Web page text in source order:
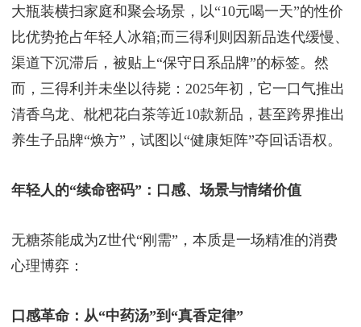
大瓶装横扫家庭和聚会场景，以“10元喝一天”的性价
比优势抢占年轻人冰箱;而三得利则因新品迭代缓慢、
渠道下沉滞后，被贴上“保守日系品牌”的标签。然
而，三得利并未坐以待毙：2025年初，它一口气推出
清香乌龙、枇杷花白茶等近10款新品，甚至跨界推出
养生子品牌“焕方”，试图以“健康矩阵”夺回话语权。
年轻人的“续命密码”：口感、场景与情绪价值
无糖茶能成为Z世代“刚需”，本质是一场精准的消费
心理博弈：
口感革命：从“中药汤”到“真香定律”